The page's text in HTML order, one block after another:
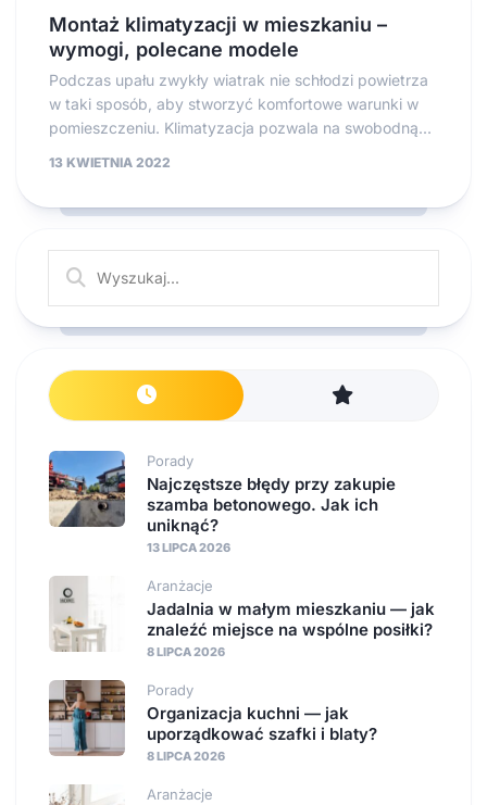
Montaż klimatyzacji w mieszkaniu –
wymogi, polecane modele
Podczas upału zwykły wiatrak nie schłodzi powietrza
w taki sposób, aby stworzyć komfortowe warunki w
pomieszczeniu. Klimatyzacja pozwala na swobodną...
13 KWIETNIA 2022
Porady
Najczęstsze błędy przy zakupie
szamba betonowego. Jak ich
uniknąć?
13 LIPCA 2026
Aranżacje
Jadalnia w małym mieszkaniu — jak
znaleźć miejsce na wspólne posiłki?
8 LIPCA 2026
Porady
Organizacja kuchni — jak
uporządkować szafki i blaty?
8 LIPCA 2026
Aranżacje